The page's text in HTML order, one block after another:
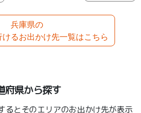
兵庫県の
るお出かけ先一覧はこちら
府県から探す
るとそのエリアのお出かけ先が表示